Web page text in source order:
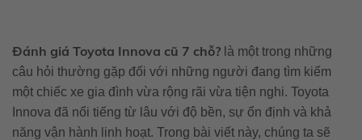
Đánh giá Toyota Innova cũ 7 chỗ? là một trong những
câu hỏi thường gặp đối với những người đang tìm kiếm
một chiếc xe gia đình vừa rộng rãi vừa tiện nghi. Toyota
Innova đã nổi tiếng từ lâu với độ bền, sự ổn định và khả
năng vận hành linh hoạt. Trong bài viết này, chúng ta sẽ